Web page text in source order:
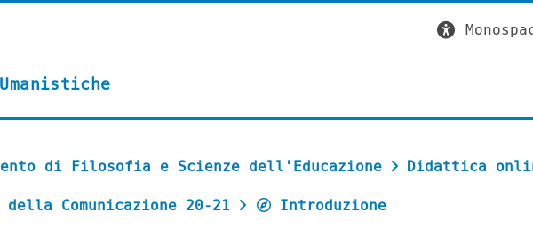
di Filosofia e Scienze dell'Educazione Didattica
Comunicazione 20-21
Introduzione